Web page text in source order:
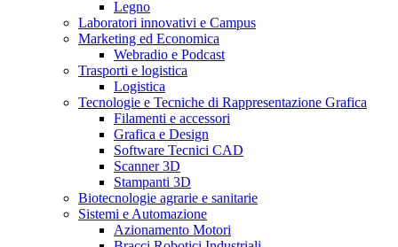
Legno
Laboratori innovativi e Campus
Marketing ed Economica
Webradio e Podcast
Trasporti e logistica
Logistica
Tecnologie e Tecniche di Rappresentazione Grafica
Filamenti e accessori
Grafica e Design
Software Tecnici CAD
Scanner 3D
Stampanti 3D
Biotecnologie agrarie e sanitarie
Sistemi e Automazione
Azionamento Motori